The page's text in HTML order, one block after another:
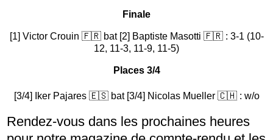
Finale
[1] Victor Crouin 🇫🇷 bat [2] Baptiste Masotti 🇫🇷 : 3-1 (10-
12, 11-3, 11-9, 11-5)
Places 3/4
[3/4] Iker Pajares 🇪🇸 bat [3/4] Nicolas Mueller 🇨🇭 : w/o
Rendez-vous dans les prochaines heures